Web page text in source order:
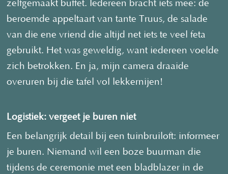
zelfgemaakt buffet. Iedereen bracht iets mee: de
beroemde appeltaart van tante Truus, de salade
van die ene vriend die altijd net iets te veel feta
gebruikt. Het was geweldig, want iedereen voelde
zich betrokken. En ja, mijn camera draaide
overuren bij die tafel vol lekkernijen!
Logistiek: vergeet je buren niet
Een belangrijk detail bij een tuinbruiloft: informeer
je buren. Niemand wil een boze buurman die
tijdens de ceremonie met een bladblazer in de